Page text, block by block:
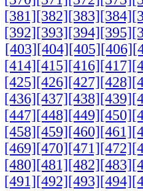
[381] [382] [383] [384]
[392] [393] [394] [395]
[403] [404] [405] [406]
[414] [415] [416] [417]
[425] [426] [427] [428]
[436] [437] [438] [439]
[447] [448] [449] [450]
[458] [459] [460] [461]
[469] [470] [471] [472]
[480] [481] [482] [483]
[491] [492] [493] [494]